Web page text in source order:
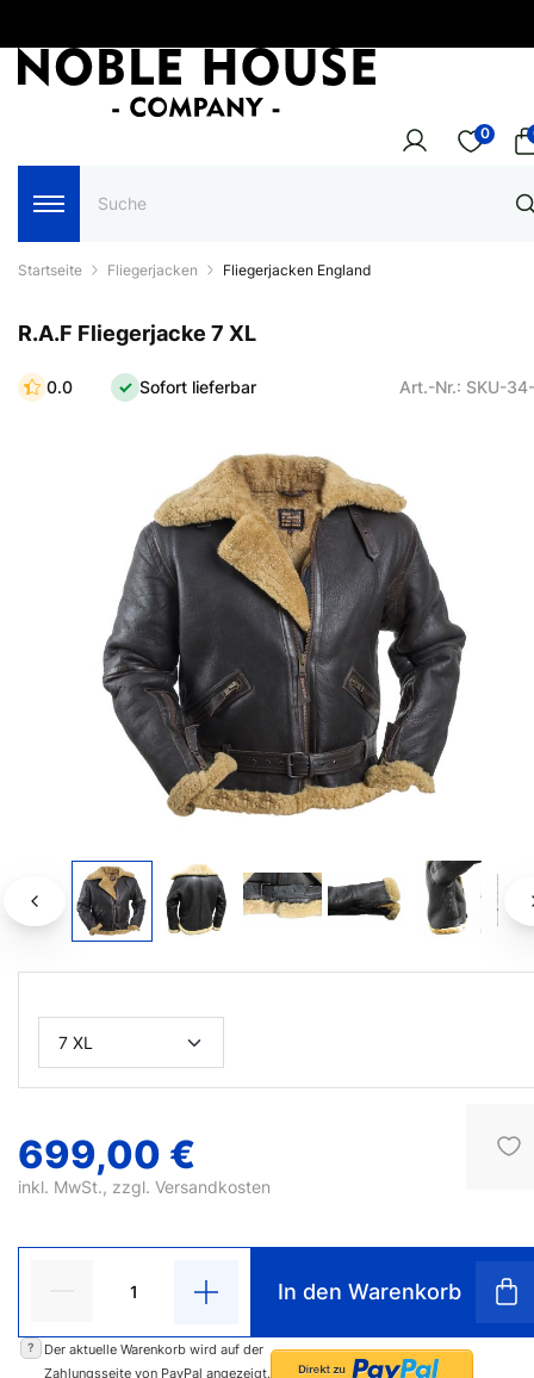
0
Startseite Fliegerjacken Fliegerjacken England
R.A.F Fliegerjacke 7 XL
0.0 Sofort lieferbar Art.-Nr.: SKU-
699,00 €
inkl. MwSt., zzgl. Versandkosten
In den Warenkorb
?
Der aktuelle Warenkorb wird auf der
Zahlungsseite von PayPal angezeigt.